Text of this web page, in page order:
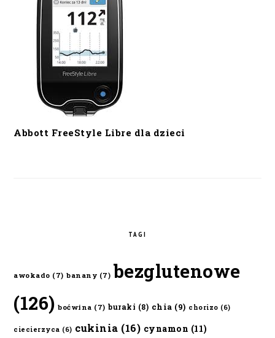
Abbott FreeStyle Libre dla dzieci
TAGI
awokado (7) banany (7) bezglutenowe
(126) boćwina (7) buraki (8) chia (9) chorizo (6)
ciecierzyca (6) cukinia (16) cynamon (11)